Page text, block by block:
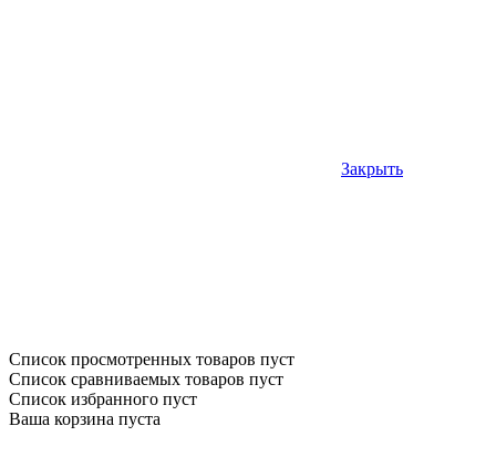
Закрыть
Список просмотренных товаров пуст
Список сравниваемых товаров пуст
Список избранного пуст
Ваша корзина пуста